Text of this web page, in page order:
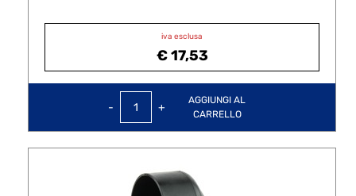
iva esclusa
€ 17,53
QuantitàAGGIUNGI AL
CARRELLO